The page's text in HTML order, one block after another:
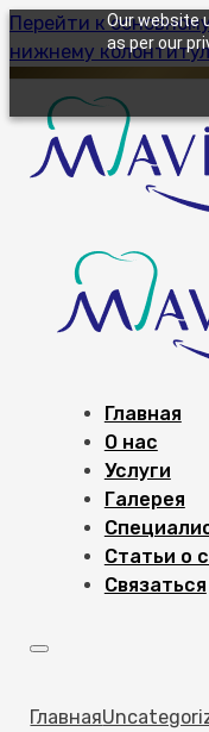
Our website
as per our
Перейти к
нижнему
Главная
О нас
Услуги
Галерея
Статьи о
Связаться
Главная